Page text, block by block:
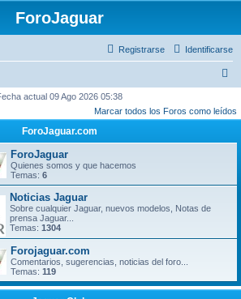
ForoJaguar
Identificarse
Registrarse
s
actual 09 Ago 2026 05:38
Marcar todos los Foros como leídos
ForoJaguar.com
ForoJaguar
Quienes somos y que hacemos
Temas: 6
Noticias Jaguar
Sobre cualquier Jaguar, nuevos modelos, Notas de
prensa Jaguar...
Temas: 1304
Forojaguar.com
Comentarios, sugerencias, noticias del foro...
Temas: 119